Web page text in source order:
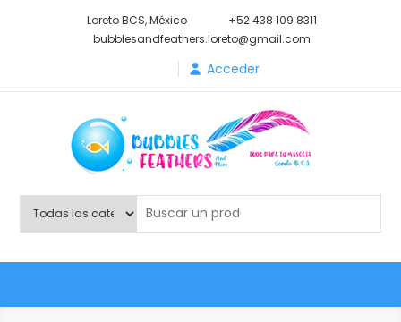
Loreto BCS, México
+52 438 109 8311
bubblesandfeathers.loreto@gmail.com
Acceder
Shop Bubbles Feathers And
More